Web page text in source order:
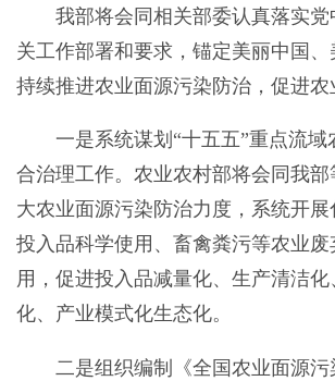
我部将会同相关部委认真落实党
关工作部署和要求，锚定美丽中国、
持续推进农业面源污染防治，促进农
一是系统谋划“十五五”重点流域
合治理工作。农业农村部将会同我部
大农业面源污染防治力度，系统开
投入品科学使用、畜禽粪污等农业废
用，促进投入品减量化、生产清洁
化、产业模式化生态化。
二是组织编制《全国农业面源污